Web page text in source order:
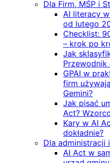
Dla Firm, MŚP i
AI literacy
od lutego
Checklist:
– krok po
Jak
GPAI w
firm
Gemini?
Jak pisać
Act?
Kary w AI
dokładnie?
Dla administracji
AI Act w